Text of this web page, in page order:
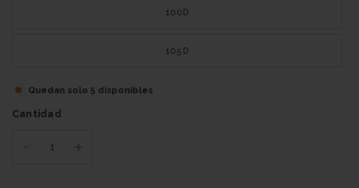
100D
105D
Quedan solo 5 disponibles
Cantidad